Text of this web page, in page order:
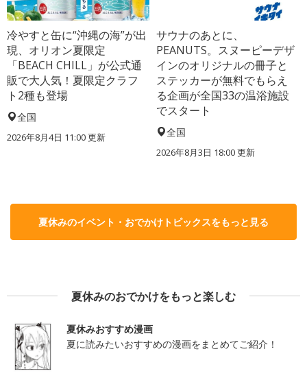
冷やすと缶に“沖縄の海”が出
現、オリオン夏限定
「BEACH CHILL」が公式通
販で大人気！夏限定クラフ
ト2種も登場
全国
2026年8月4日 11:00更新
サウナのあとに、
PEANUTS。スヌーピーデザ
インのオリジナルの冊子と
ステッカーが無料でもらえ
る企画が全国33の温浴施設
でスタート
全国
2026年8月3日 18:00更新
夏休みのイベント・おでかけトピックスをもっと見る
夏休みのおでかけをもっと楽しむ
夏休みおすすめ漫画
夏に読みたいおすすめの漫画をまとめてご紹介！